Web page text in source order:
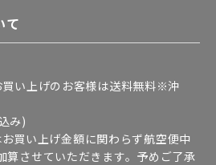
て
い上げのお客様は送料無料※沖
み)
買い上げ金額に関わらず航空便中
させていただきます。予めご了承